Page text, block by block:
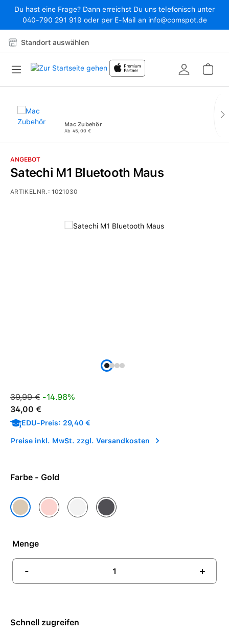
Zum Hauptinhalt springen
Du hast eine Frage? Dann erreichst Du uns telefonisch unter
040-790 291 919 oder per E-Mail an info@comspot.de
Standort auswählen
Mac Zubehör
Ab 45,00 €
Bildergalerie überspringen
ANGEBOT
Satechi M1 Bluetooth Maus
ARTIKELNR.:1021030
Verkaufspreis:
Regulärer Preis:
39,99 € -14.98%
34,00 €
EDU-Preis: 29,40 €
Preise inkl. MwSt. zzgl. Versandkosten
Farbe - Gold
Gold RoségoldSilber Space Grau
Menge
- +
Schnell zugreifen